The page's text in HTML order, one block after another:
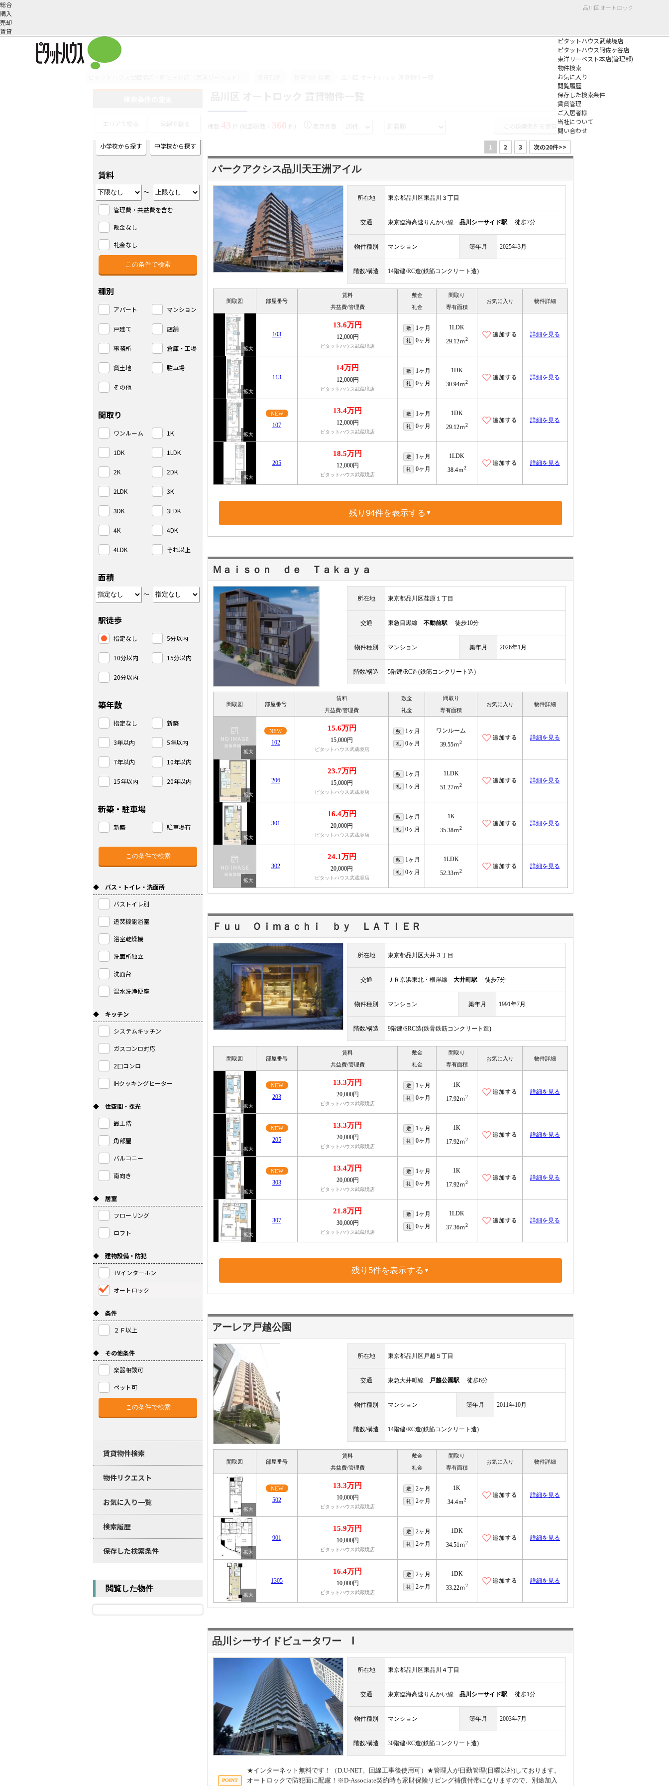
品川区 オートロック
総合
購入
売却
賃貸
ピタットハウス武蔵境店
ピタットハウス阿佐ヶ谷店
東洋リーベスト本店(管理部)
物件検索
お気に入り
閲覧履歴
保存した検索条件
賃貸管理
ご入居者様
当社について
問い合わせ
棟数 43 件 (総部屋数： 360 件) 表示件数
1 2 3 次の20件>>
パークアクシス品川天王洲アイル
所在地 東京都品川区東品川３丁目
交通 東京臨海高速りんかい線 品川シーサイド駅 徒歩7分
物件種別 マンション 築年月 2025年3月
階数/構造 14階建/RC造(鉄筋コンクリート造)
間取図 部屋番号
賃料
共益費/管理費
敷金
礼金
間取り
専有面積
お気に入り 物件詳細
103
13.6万円
12,000円
ピタットハウス武蔵境店
敷 1ヶ月
礼 0ヶ月
1LDK
29.12ｍ2
詳細を見る
113
14万円
12,000円
ピタットハウス武蔵境店
敷 1ヶ月
礼 0ヶ月
1DK
30.94ｍ2
詳細を見る
NEW
107
13.4万円
12,000円
ピタットハウス武蔵境店
敷 1ヶ月
礼 0ヶ月
1DK
29.12ｍ2
詳細を見る
205
18.5万円
12,000円
ピタットハウス武蔵境店
敷 1ヶ月
礼 0ヶ月
1LDK
38.4ｍ2
詳細を見る
残り94件を表示する ▼
Ｍａｉｓｏｎ ｄｅ Ｔａｋａｙａ
所在地 東京都品川区荏原１丁目
交通 東急目黒線 不動前駅 徒歩10分
物件種別 マンション 築年月 2026年1月
階数/構造 5階建/RC造(鉄筋コンクリート造)
間取図 部屋番号
賃料
共益費/管理費
敷金
礼金
間取り
専有面積
お気に入り 物件詳細
NEW
102
15.6万円
15,000円
ピタットハウス武蔵境店
敷 1ヶ月
礼 0ヶ月
ワンルーム
39.55ｍ2
詳細を見る
206
23.7万円
15,000円
ピタットハウス武蔵境店
敷 1ヶ月
礼 1ヶ月
1LDK
51.27ｍ2
詳細を見る
301
16.4万円
20,000円
ピタットハウス武蔵境店
敷 1ヶ月
礼 0ヶ月
1K
35.38ｍ2
詳細を見る
302
24.1万円
20,000円
ピタットハウス武蔵境店
敷 1ヶ月
礼 0ヶ月
1LDK
52.33ｍ2
詳細を見る
Ｆｕｕ Ｏｉｍａｃｈｉ ｂｙ ＬＡＴＩＥＲ
所在地 東京都品川区大井３丁目
交通 ＪＲ京浜東北・根岸線 大井町駅 徒歩7分
物件種別 マンション 築年月 1991年7月
階数/構造 9階建/SRC造(鉄骨鉄筋コンクリート造)
間取図 部屋番号
賃料
共益費/管理費
敷金
礼金
間取り
専有面積
お気に入り 物件詳細
NEW
203
13.3万円
20,000円
ピタットハウス武蔵境店
敷 1ヶ月
礼 0ヶ月
1K
17.92ｍ2
詳細を見る
NEW
205
13.3万円
20,000円
ピタットハウス武蔵境店
敷 1ヶ月
礼 0ヶ月
1K
17.92ｍ2
詳細を見る
NEW
303
13.4万円
20,000円
ピタットハウス武蔵境店
敷 1ヶ月
礼 0ヶ月
1K
17.92ｍ2
詳細を見る
307
21.8万円
30,000円
ピタットハウス武蔵境店
敷 1ヶ月
礼 0ヶ月
1LDK
37.36ｍ2
詳細を見る
残り5件を表示する ▼
アーレア戸越公園
所在地 東京都品川区戸越５丁目
交通 東急大井町線 戸越公園駅 徒歩6分
物件種別 マンション 築年月 2011年10月
階数/構造 14階建/RC造(鉄筋コンクリート造)
間取図 部屋番号
賃料
共益費/管理費
敷金
礼金
間取り
専有面積
お気に入り 物件詳細
NEW
502
13.3万円
10,000円
ピタットハウス武蔵境店
敷 2ヶ月
礼 2ヶ月
1K
34.4ｍ2
詳細を見る
901
15.9万円
10,000円
ピタットハウス武蔵境店
敷 2ヶ月
礼 2ヶ月
1DK
34.51ｍ2
詳細を見る
1305
16.4万円
10,000円
ピタットハウス武蔵境店
敷 2ヶ月
礼 2ヶ月
1DK
33.22ｍ2
詳細を見る
品川シーサイドビュータワー Ⅰ
所在地 東京都品川区東品川４丁目
交通 東京臨海高速りんかい線 品川シーサイド駅 徒歩1分
物件種別 マンション 築年月 2003年7月
階数/構造 30階建/RC造(鉄筋コンクリート造)
★インターネット無料です！（D.U-NET。回線工事後使用可）★管理人が日勤管理(日曜以外)しております。
オートロックで防犯面に配慮！※D-Associate契約時も家財保険リビング補償付帯になりますので、別途加入
エリアで絞る 沿線で絞る
小学校から探す 中学校から探す
賃料
～
管理費・共益費を含む
敷金なし
礼金なし
種別
アパート マンション
戸建て 店舗
事務所 倉庫・工場
貸土地 駐車場
その他
間取り
ワンルーム 1K
1DK 1LDK
2K 2DK
2LDK 3K
3DK 3LDK
4K 4DK
4LDK それ以上
面積
～
駅徒歩
指定なし 5分以内
10分以内 15分以内
20分以内
築年数
指定なし 新築
3年以内 5年以内
7年以内 10年以内
15年以内 20年以内
新築・駐車場
新築 駐車場有
◆ バス・トイレ・洗面所
バストイレ別
追焚機能浴室
浴室乾燥機
洗面所独立
洗面台
温水洗浄便座
◆ キッチン
システムキッチン
ガスコンロ対応
2口コンロ
IHクッキングヒーター
◆ 住空間・採光
最上階
角部屋
バルコニー
南向き
◆ 居室
フローリング
ロフト
◆ 建物設備・防犯
TVインターホン
オートロック
◆ 条件
２Ｆ以上
◆ その他条件
楽器相談可
ペット可
賃貸物件検索
物件リクエスト
お気に入り一覧
検索履歴
保存した検索条件
閲覧した物件